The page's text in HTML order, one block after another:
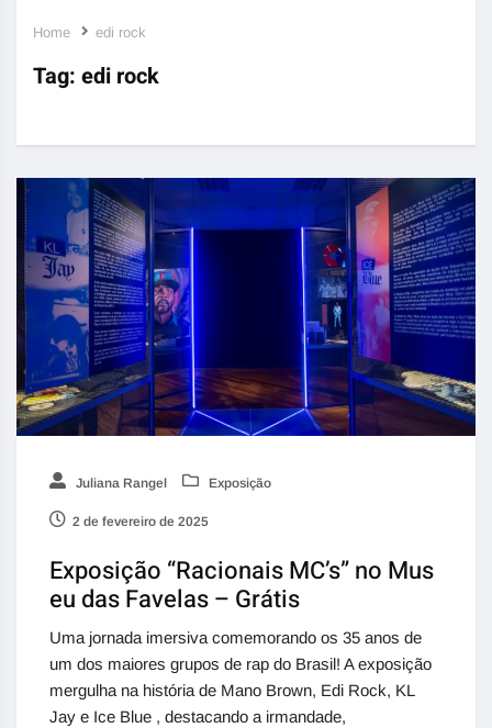
Home edi rock
Tag: edi rock
Juliana Rangel Exposição
2 de fevereiro de 2025
Exposição “Racionais MC’s” no Mus
eu das Favelas – Grátis
Uma jornada imersiva comemorando os 35 anos de
um dos maiores grupos de rap do Brasil! A exposição
mergulha na história de Mano Brown, Edi Rock, KL
Jay e Ice Blue , destacando a irmandade,